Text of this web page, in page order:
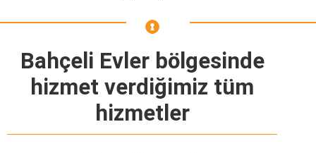
Bahçeli Evler bölgesinde
hizmet verdiğimiz tüm
hizmetler